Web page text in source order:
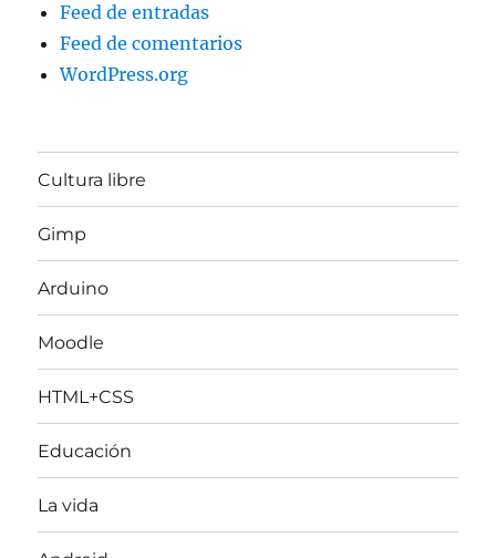
Feed de entradas
Feed de comentarios
WordPress.org
Cultura libre
Gimp
Arduino
Moodle
HTML+CSS
Educación
La vida